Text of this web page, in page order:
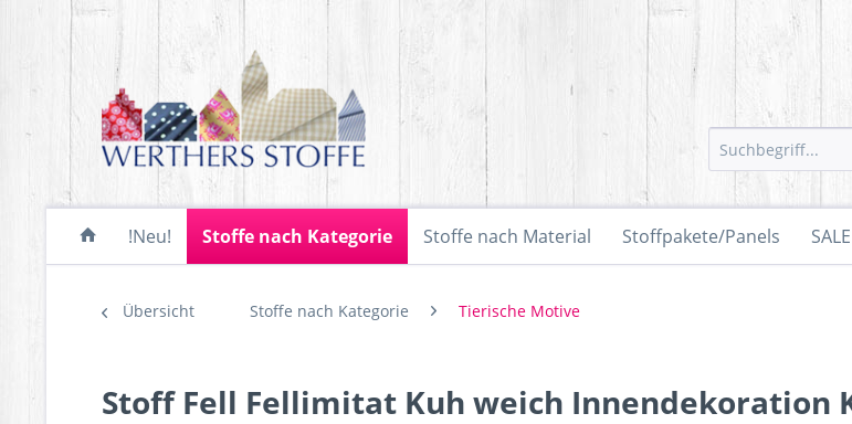
!Neu! Stoffe nach Kategorie Stoffe nach Material Stoffpakete/Panels
Übersicht Stoffe nach Kategorie Tierische Motive
Stoff Fell Fellimitat Kuh weich Innendekoration